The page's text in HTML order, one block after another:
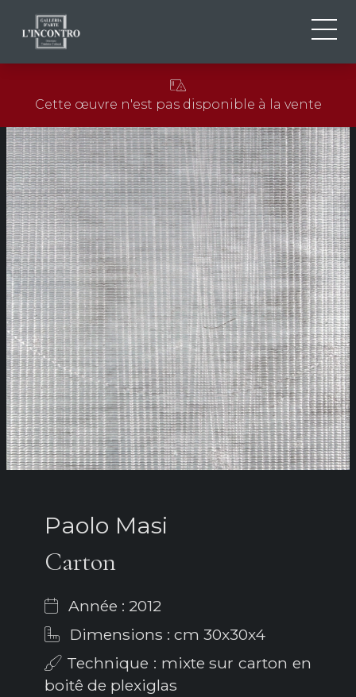
EN
FR
NEWS ED EVENTS
ARTISTES ET ŒUVRES
EXPOSITIONS
CONTACTS
Cette œuvre n'est pas disponible à la vente
Paolo Masi
Carton
Année : 2012
Dimensions : cm 30x30x4
Technique : mixte sur carton en
boitê de plexiglas